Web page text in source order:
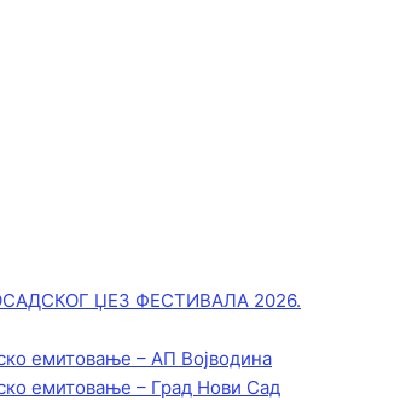
ЏЕЗ ФЕСТИВАЛА 2026.
емитовање – АП Војводинa
емитовање – Град Нови Сад